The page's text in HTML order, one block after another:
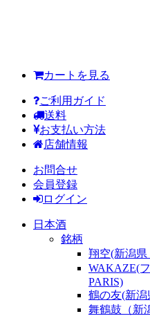
カートを見る
ご利用ガイド
送料
お支払い方法
店舗情報
お問合せ
会員登録
ログイン
日本酒
銘柄
翔空(新潟
WAKAZE(
PARIS)
鶴の友(新
舞鶴鼓（新